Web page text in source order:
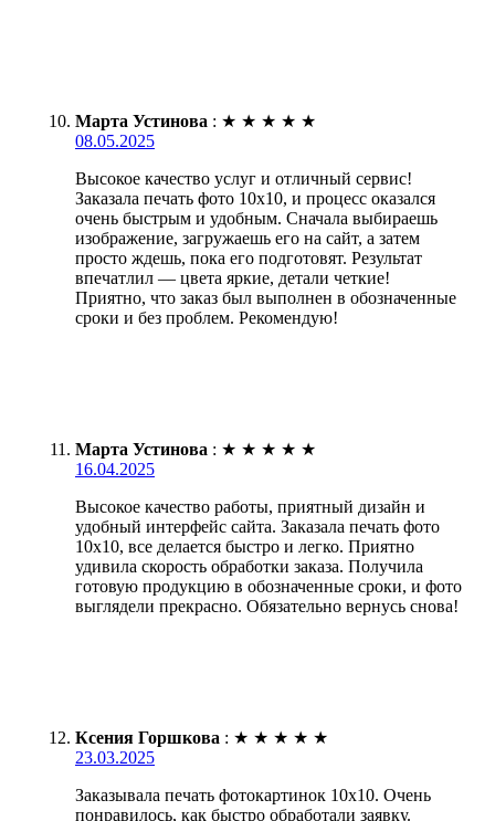
Марта Устинова : ★ ★ ★ ★ ★
08.05.2025
Высокое качество услуг и отличный сервис!
Заказала печать фото 10х10, и процесс оказался
очень быстрым и удобным. Сначала выбираешь
изображение, загружаешь его на сайт, а затем
просто ждешь, пока его подготовят. Результат
впечатлил — цвета яркие, детали четкие!
Приятно, что заказ был выполнен в обозначенные
сроки и без проблем. Рекомендую!
Марта Устинова : ★ ★ ★ ★ ★
16.04.2025
Высокое качество работы, приятный дизайн и
удобный интерфейс сайта. Заказала печать фото
10х10, все делается быстро и легко. Приятно
удивила скорость обработки заказа. Получила
готовую продукцию в обозначенные сроки, и фото
выглядели прекрасно. Обязательно вернусь снова!
Ксения Горшкова : ★ ★ ★ ★ ★
23.03.2025
Заказывала печать фотокартинок 10х10. Очень
понравилось, как быстро обработали заявку.